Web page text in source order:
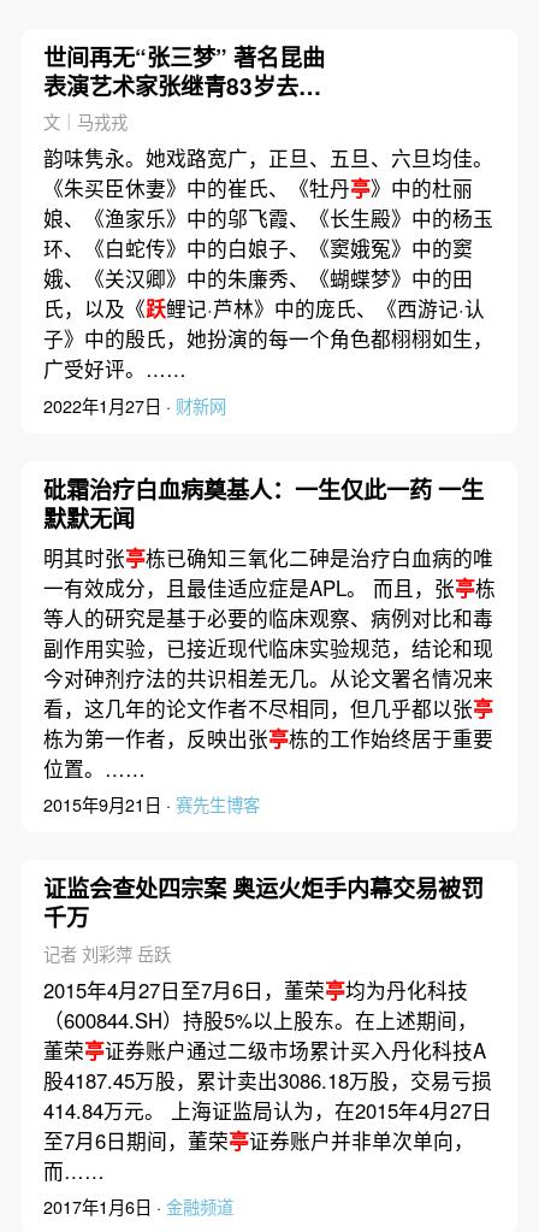
世间再无“张三梦” 著名昆曲
表演艺术家张继青83岁去世
｜讣闻
文｜马戎戎
韵味隽永。她戏路宽广，正旦、五旦、六旦均佳。
《朱买臣休妻》中的崔氏、《牡丹亭》中的杜丽
娘、《渔家乐》中的邬飞霞、《长生殿》中的杨玉
环、《白蛇传》中的白娘子、《窦娥冤》中的窦
娥、《关汉卿》中的朱廉秀、《蝴蝶梦》中的田
氏，以及《跃鲤记·芦林》中的庞氏、《西游记·认
子》中的殷氏，她扮演的每一个角色都栩栩如生，
广受好评。……
2022年1月27日 · 财新网
砒霜治疗白血病奠基人：一生仅此一药 一生
默默无闻
明其时张亭栋已确知三氧化二砷是治疗白血病的唯
一有效成分，且最佳适应症是APL。 而且，张亭栋
等人的研究是基于必要的临床观察、病例对比和毒
副作用实验，已接近现代临床实验规范，结论和现
今对砷剂疗法的共识相差无几。从论文署名情况来
看，这几年的论文作者不尽相同，但几乎都以张亭
栋为第一作者，反映出张亭栋的工作始终居于重要
位置。……
2015年9月21日 · 赛先生博客
证监会查处四宗案 奥运火炬手内幕交易被罚
千万
记者 刘彩萍 岳跃
2015年4月27日至7月6日，董荣亭均为丹化科技
（600844.SH）持股5%以上股东。在上述期间，
董荣亭证券账户通过二级市场累计买入丹化科技A
股4187.45万股，累计卖出3086.18万股，交易亏损
414.84万元。 上海证监局认为，在2015年4月27日
至7月6日期间，董荣亭证券账户并非单次单向，
而……
2017年1月6日 · 金融频道